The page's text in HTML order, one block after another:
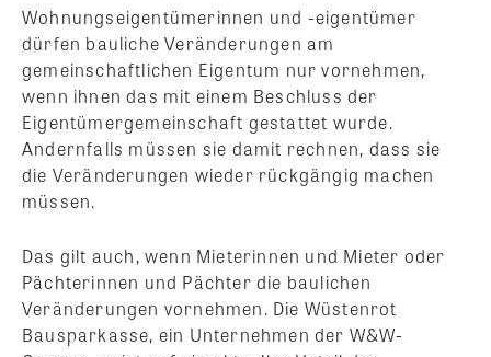
Wohnungseigentümerinnen und -eigentümer
dürfen bauliche Veränderungen am
gemeinschaftlichen Eigentum nur vornehmen,
wenn ihnen das mit einem Beschluss der
Eigentümergemeinschaft gestattet wurde.
Andernfalls müssen sie damit rechnen, dass sie
die Veränderungen wieder rückgängig machen
müssen.
Das gilt auch, wenn Mieterinnen und Mieter oder
Pächterinnen und Pächter die baulichen
Veränderungen vornehmen. Die Wüstenrot
Bausparkasse, ein Unternehmen der W&W-